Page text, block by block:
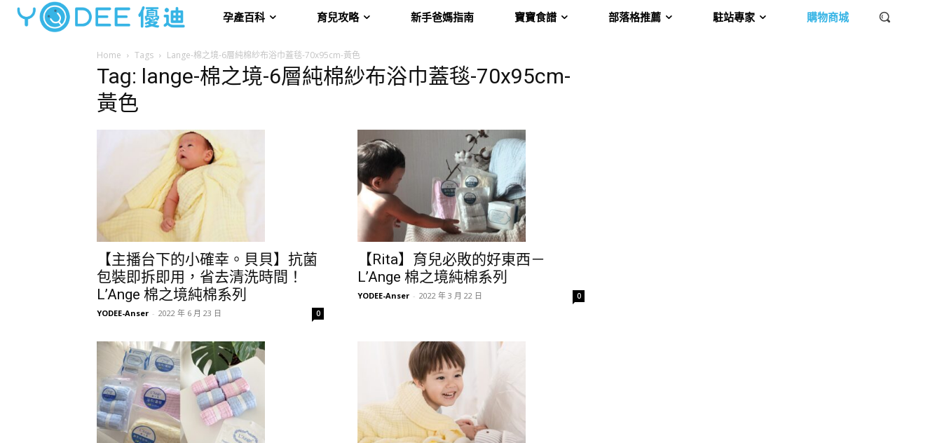
孕產百科 育兒攻略 新手爸媽指南 寶寶食譜 部落格推薦 駐站專家 購物商城
Home Tags Lange-棉之境-6層純棉紗布浴巾蓋毯-70x95cm-黃色
Tag: lange-棉之境-6層純棉紗布浴巾蓋毯-70x95cm-
黃色
【主播台下的小確幸。貝貝】抗菌
包裝即拆即用，省去清洗時間！
L’Ange 棉之境純棉系列
YODEE-Anser - 2022 年 6 月 23 日 0
【Rita】育兒必敗的好東西－
L’Ange 棉之境純棉系列
YODEE-Anser - 2022 年 3 月 22 日 0